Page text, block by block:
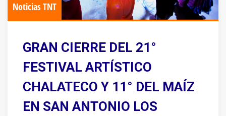
Noticias TNT
GRAN CIERRE DEL 21°
FESTIVAL ARTÍSTICO
CHALATECO Y 11° DEL MAÍZ
EN SAN ANTONIO LOS